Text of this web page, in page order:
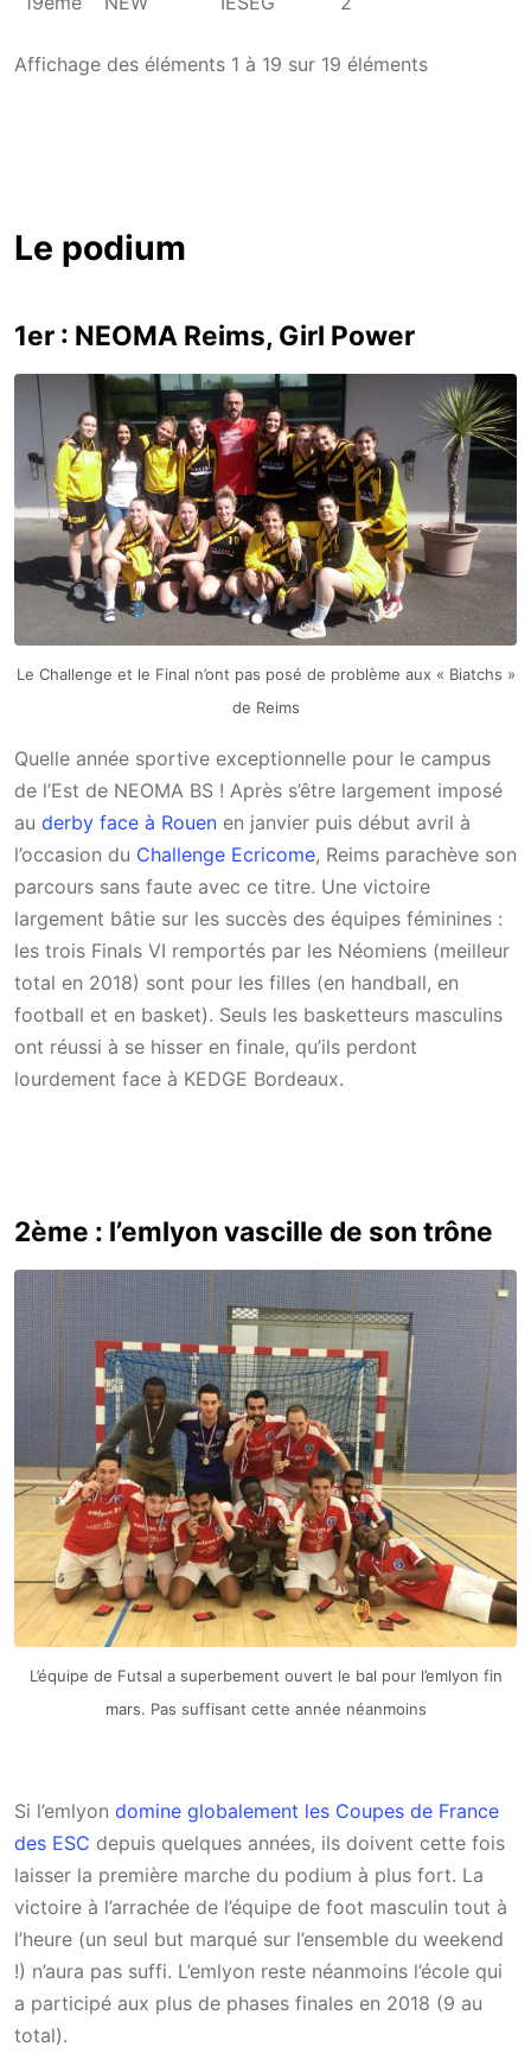
Affichage des éléments 1 à 19 sur 19 éléments
Le podium
1er : NEOMA Reims, Girl Power
Le Challenge et le Final n’ont pas posé de problème aux « Biatchs »
de Reims
Quelle année sportive exceptionnelle pour le campus
de l’Est de NEOMA BS ! Après s’être largement imposé
au derby face à Rouen en janvier puis début avril à
l’occasion du Challenge Ecricome, Reims parachève son
parcours sans faute avec ce titre. Une victoire
largement bâtie sur les succès des équipes féminines :
les trois Finals VI remportés par les Néomiens (meilleur
total en 2018) sont pour les filles (en handball, en
football et en basket). Seuls les basketteurs masculins
ont réussi à se hisser en finale, qu’ils perdont
lourdement face à KEDGE Bordeaux.
2ème : l’emlyon vascille de son trône
L’équipe de Futsal a superbement ouvert le bal pour l’emlyon fin
mars. Pas suffisant cette année néanmoins
Si l’emlyon domine globalement les Coupes de France
des ESC depuis quelques années, ils doivent cette fois
laisser la première marche du podium à plus fort. La
victoire à l’arrachée de l’équipe de foot masculin tout à
l’heure (un seul but marqué sur l’ensemble du weekend
!) n’aura pas suffi. L’emlyon reste néanmoins l’école qui
a participé aux plus de phases finales en 2018 (9 au
total).